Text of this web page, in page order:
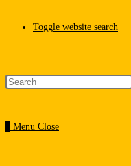
Toggle website search
Menu Close